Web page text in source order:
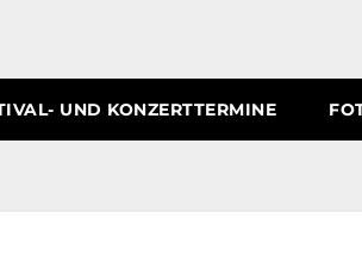
UND KONZERTTERMINE